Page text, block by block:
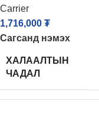
Carrier
1,716,000 ₮
Сагсанд нэмэх
ХАЛААЛТЫН
ЧАДАЛ